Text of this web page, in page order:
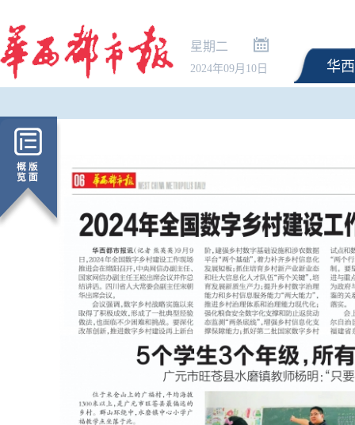
星期二
2024年09月10日 华